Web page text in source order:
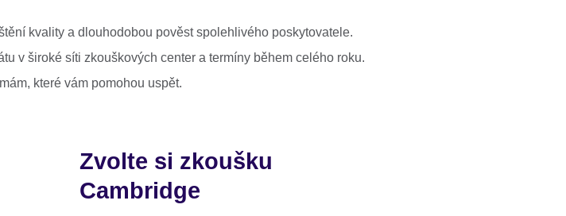
kvality a dlouhodobou pověst spolehlivého poskytovatele.
v široké síti zkouškových center a termíny během celého roku.
které vám pomohou uspět.
Zvolte si zkoušku
Cambridge